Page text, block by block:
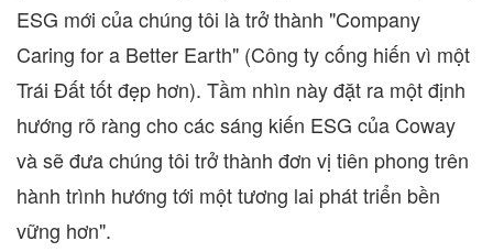
ESG mới của chúng tôi là trở thành "Company
Caring for a Better Earth" (Công ty cống hiến vì một
Trái Đất tốt đẹp hơn). Tầm nhìn này đặt ra một định
hướng rõ ràng cho các sáng kiến ESG của Coway
và sẽ đưa chúng tôi trở thành đơn vị tiên phong trên
hành trình hướng tới một tương lai phát triển bền
vững hơn".